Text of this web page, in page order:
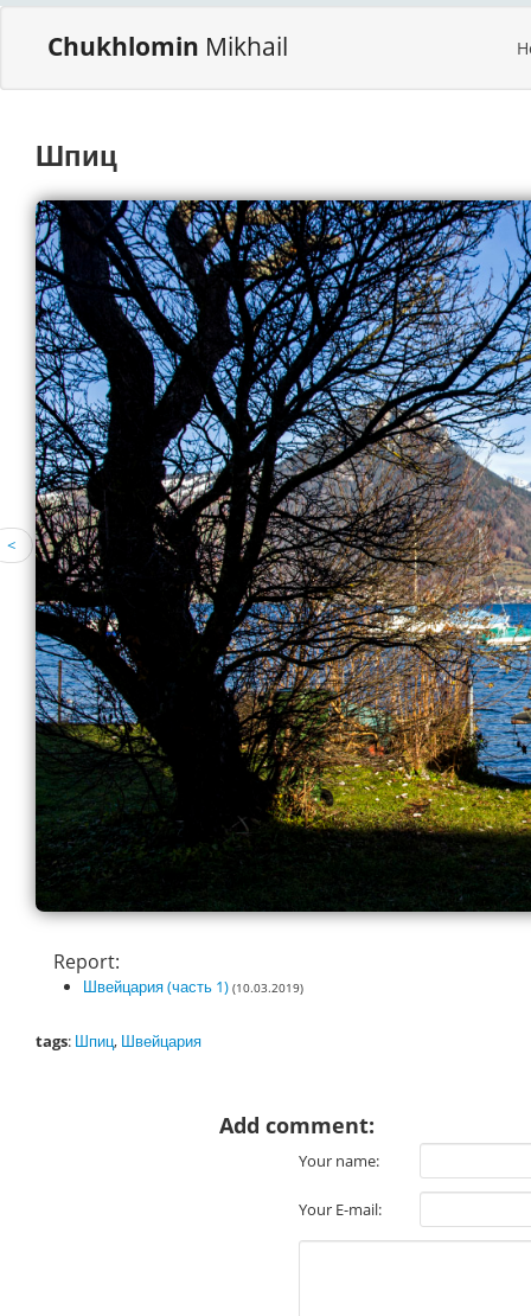
Chukhlomin Mikhail
Шпиц
<
Report:
Швейцария (часть 1) (10.03.2019)
tags: Шпиц, Швейцария
Add comment:
Your name:
Your E-mail: